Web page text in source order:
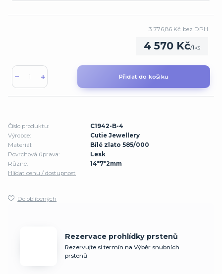
4 570 Kč/1ks
3 776,86 Kč bez DPH
Přidat do košíku
Číslo produktu:
C1942-B-4
Výrobce:
Cutie Jewellery
Materiál:
Bílé zlato 585/000
Povrchová úprava:
Lesk
Různé:
14*7*2mm
Hlídat cenu / dostupnost
Do oblíbených
Rezervace prohlídky prstenů
Rezervujte si termín na Výběr snubních
prstenů